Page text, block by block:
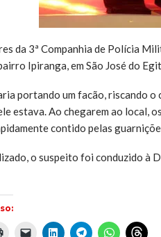
da 3ª Companhia de Polícia
Ipiranga, em São José do
portando um facão, riscando o
estava. Ao chegarem ao local,
contido pelas
o suspeito foi conduzido à
Clique Clique Clique Clique Clique